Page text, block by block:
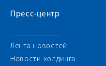
Пресс-центр
Лента новостей
Новости холдинга